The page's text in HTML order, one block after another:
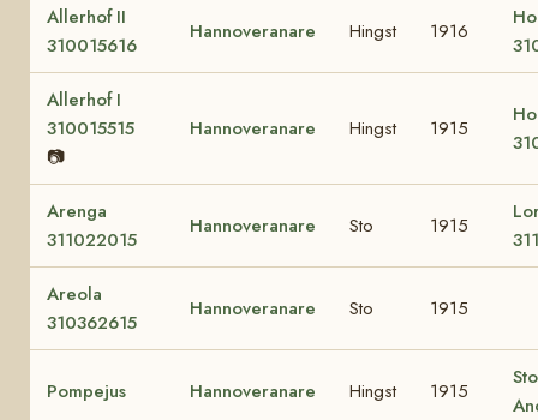
Allerhof II
310015616
Hannoveranare Hingst 1916
Allerhof I
310015515
📷
Hannoveranare Hingst 1915
Arenga
311022015
Hannoveranare Sto 1915
Areola
310362615
Hannoveranare Sto 1915
Pompejus Hannoveranare Hingst 1915